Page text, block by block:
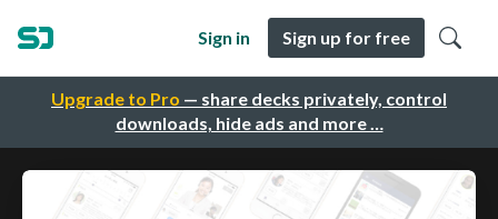
Upgrade to Pro — share decks privately, control
downloads, hide ads and more …
Sign in Sign up for free